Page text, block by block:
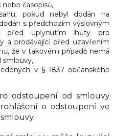
nebo časopisů,
pokud nebyl dodán na
s předchozím výslovným
před uplynutím lhůty pro
a prodávající před uzavřením
že v takovém případě nemá
smlouvy,
v § 1837 občanského
odstoupení od smlouvy
o odstoupení ve